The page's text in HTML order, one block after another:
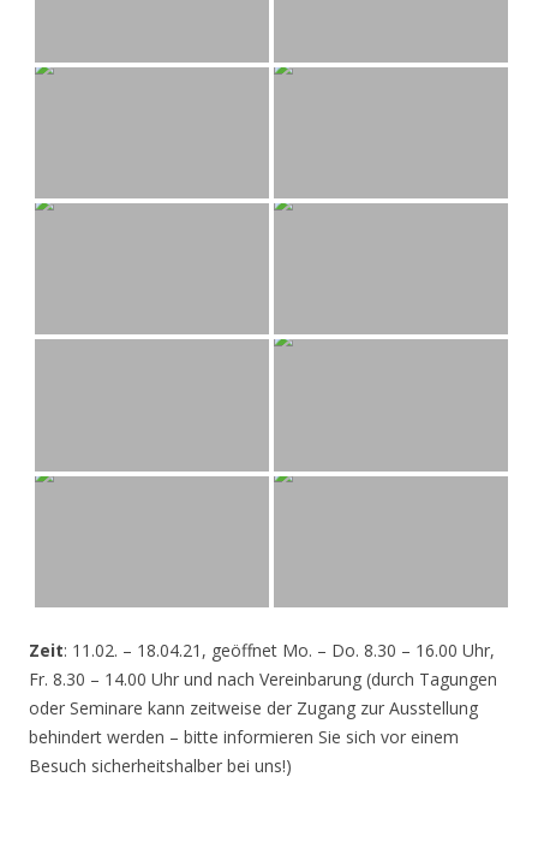
Zeit: 11.02. – 18.04.21, geöffnet Mo. – Do. 8.30 – 16.00 Uhr,
Fr. 8.30 – 14.00 Uhr und nach Vereinbarung (durch Tagungen
oder Seminare kann zeitweise der Zugang zur Ausstellung
behindert werden – bitte informieren Sie sich vor einem
Besuch sicherheitshalber bei uns!)